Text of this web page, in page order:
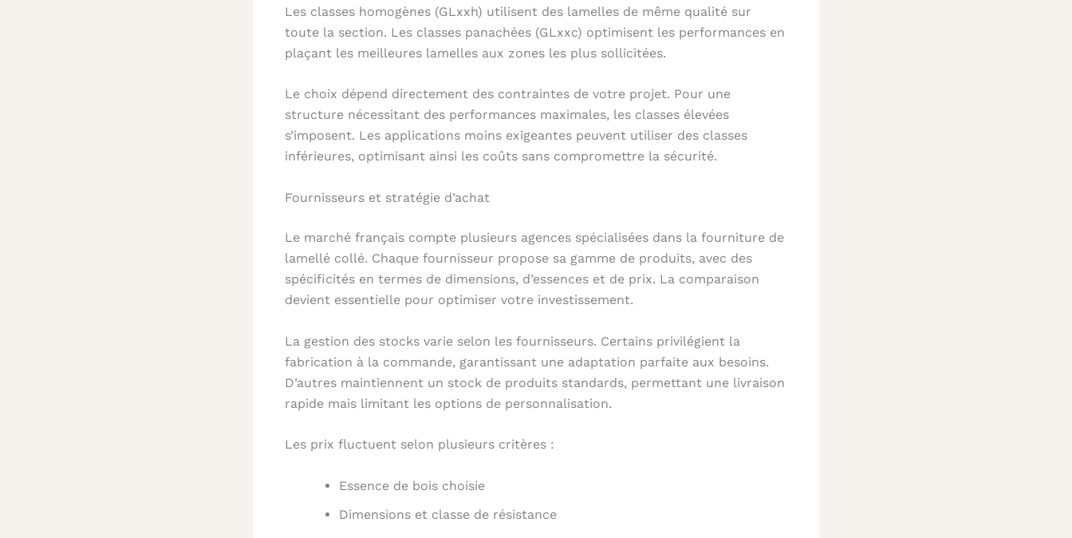
Les classes homogènes (GLxxh) utilisent des lamelles de même qualité sur
toute la section. Les classes panachées (GLxxc) optimisent les performances en
plaçant les meilleures lamelles aux zones les plus sollicitées.
Le choix dépend directement des contraintes de votre projet. Pour une
structure nécessitant des performances maximales, les classes élevées
s’imposent. Les applications moins exigeantes peuvent utiliser des classes
inférieures, optimisant ainsi les coûts sans compromettre la sécurité.
Fournisseurs et stratégie d’achat
Le marché français compte plusieurs agences spécialisées dans la fourniture de
lamellé collé. Chaque fournisseur propose sa gamme de produits, avec des
spécificités en termes de dimensions, d’essences et de prix. La comparaison
devient essentielle pour optimiser votre investissement.
La gestion des stocks varie selon les fournisseurs. Certains privilégient la
fabrication à la commande, garantissant une adaptation parfaite aux besoins.
D’autres maintiennent un stock de produits standards, permettant une livraison
rapide mais limitant les options de personnalisation.
Les prix fluctuent selon plusieurs critères :
Essence de bois choisie
Dimensions et classe de résistance